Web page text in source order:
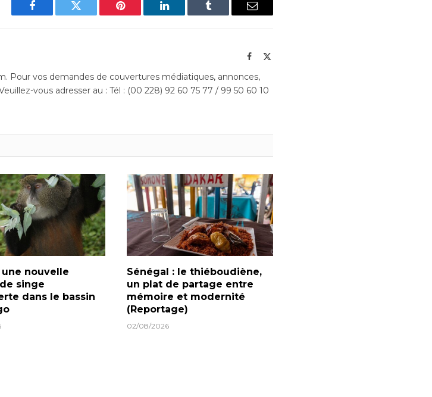
Facebook Twitter Pinterest LinkedIn Tumblr Email
Facebook
Pour vos demandes de couvertures médiatiques, annonces,
vous adresser au : Tél : (00 228) 92 60 75 77 / 99 50 60 10
une nouvelle
singe
dans le bassin
Sénégal : le thiéboudiène,
un plat de partage entre
mémoire et modernité
(Reportage)
02/08/2026